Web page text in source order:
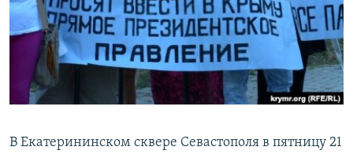
ПОБЕДИТЕЛЕЙ НЕ СУДЯТ?
КРЫМ.НЕПОКОРЕННЫЙ
ELIFBE
УКРАИНСКАЯ ПРОБЛЕМА КРЫМА
ПРИСОЕДИНЯЙТЕСЬ!
В Екатерининском сквере Севастополя в пятницу 21